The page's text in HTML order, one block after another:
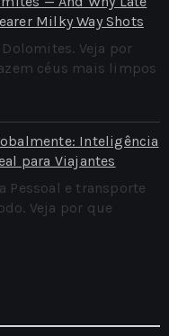
Milky Way Shots
Veja por
céus mais limpos
Inteligência
para Viajantes
Pessoal e transporte
Veja por que